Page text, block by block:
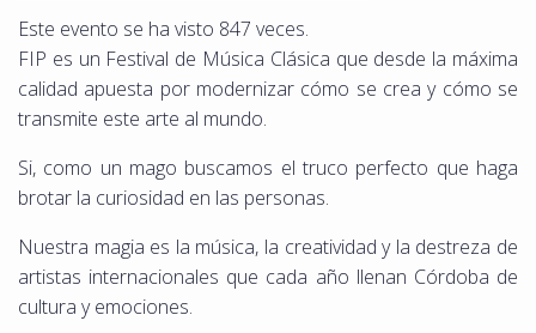
Este evento se ha visto 847 veces.
FIP es un Festival de Música Clásica que desde la máxima
calidad apuesta por modernizar cómo se crea y cómo se
transmite este arte al mundo.
Si, como un mago buscamos el truco perfecto que haga
brotar la curiosidad en las personas.
Nuestra magia es la música, la creatividad y la destreza de
artistas internacionales que cada año llenan Córdoba de
cultura y emociones.